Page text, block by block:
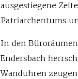
ausgestiegene
Patriarchentums
In den
Endersbach
Wanduhren